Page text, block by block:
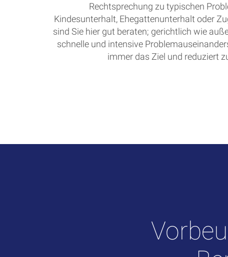
Rechtsprechung zu typischen
Kindesunterhalt, Ehegattenunterhalt oder
sind Sie hier gut beraten; gerichtlich wie
schnelle und intensive
immer das Ziel und reduziert